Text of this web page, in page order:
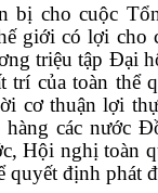
bị cho cuộc
giới có lợi cho
triệu tập Đại
trí của toàn thể
cơ thuận lợi
các nước
Hội nghị toàn
quyết định phát